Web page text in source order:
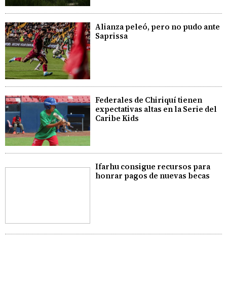
Alianza peleó, pero no pudo ante
Saprissa
Federales de Chiriquí tienen
expectativas altas en la Serie del
Caribe Kids
Ifarhu consigue recursos para
honrar pagos de nuevas becas